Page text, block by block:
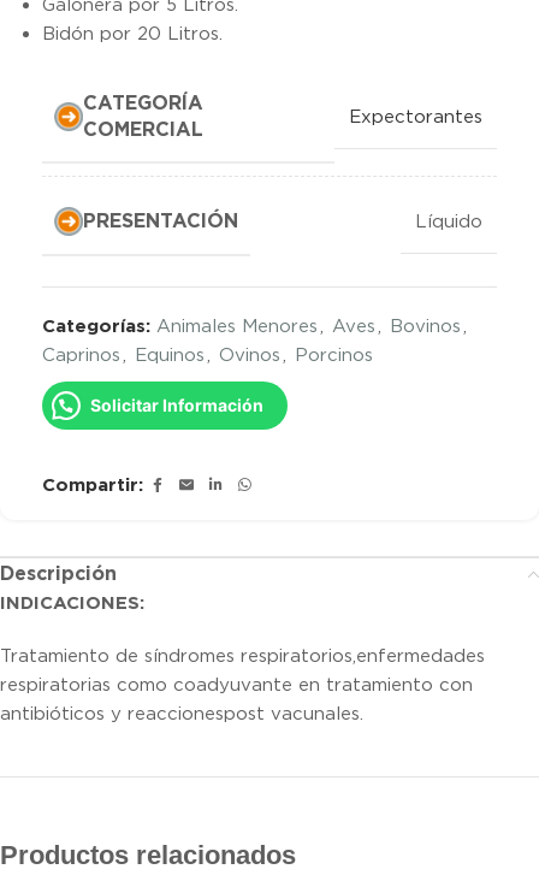
Galonera por 5 Litros.
Bidón por 20 Litros.
CATEGORÍA
COMERCIAL
Expectorantes
PRESENTACIÓN Líquido
Categorías: Animales Menores, Aves, Bovinos,
Caprinos, Equinos, Ovinos, Porcinos
Solicitar Información
Compartir:
Descripción
INDICACIONES:
Tratamiento de síndromes respiratorios,enfermedades
respiratorias como coadyuvante en tratamiento con
antibióticos y reaccionespost vacunales.
Productos relacionados